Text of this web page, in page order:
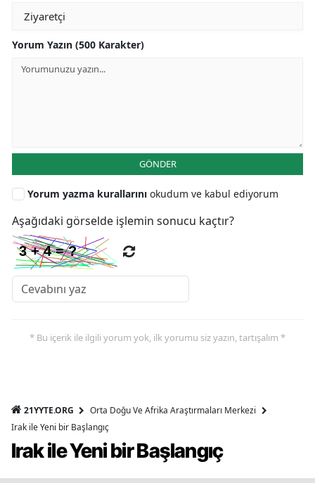
Yorum Yazın (500 Karakter)
GÖNDER
Yorum yazma kurallarını okudum ve kabul ediyorum
Aşağıdaki görselde işlemin sonucu kaçtır?
* Bu içerik ile ilgili yorum yok, ilk yorumu siz yazın, tartışalım *
21YYTE.ORG
Orta Doğu Ve Afrika Araştırmaları Merkezi
Irak ile Yeni bir Başlangıç
Irak ile Yeni bir Başlangıç